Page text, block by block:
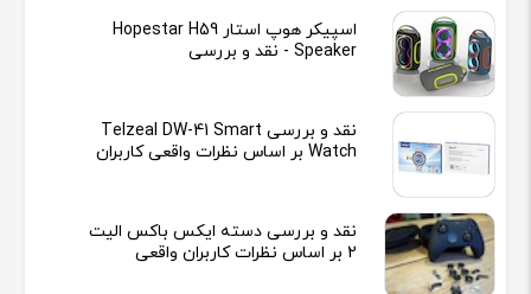
اسپیکر هوپ استار Hopestar H59
Speaker - نقد و بررسی
نقد و بررسی Telzeal DW-41 Smart
Watch بر اساس نظرات واقعی کاربران
نقد و بررسی دسته ایکس باکس الیت
2 بر اساس نظرات کاربران واقعی